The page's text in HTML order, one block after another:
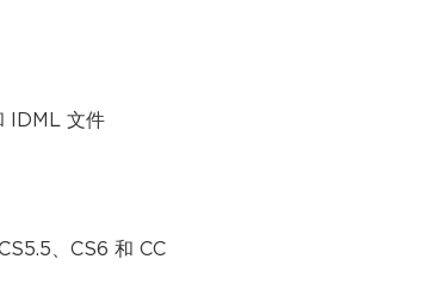
IDML 文件
、CS6 和 CC